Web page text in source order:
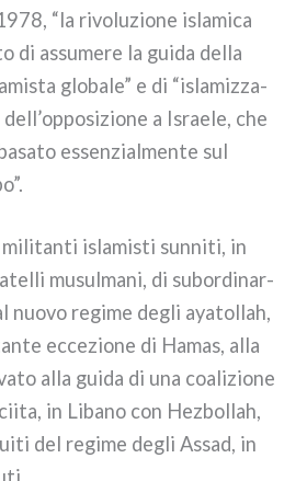
“la rivo­lu­zio­ne isla­mi­ca
di assu­me­re la gui­da del­la
glo­ba­le” e di “isla­miz­za­
a Israele, che
essen­zial­men­te sul
isla­mi­sti sun­ni­ti, in
musul­ma­ni, di subor­di­nar­
nuo­vo regi­me degli aya­tol­lah,
ecce­zio­ne di Hamas, alla
alla gui­da di una coa­li­zio­ne
in Libano con Hezbollah,
del regi­me degli Assad, in